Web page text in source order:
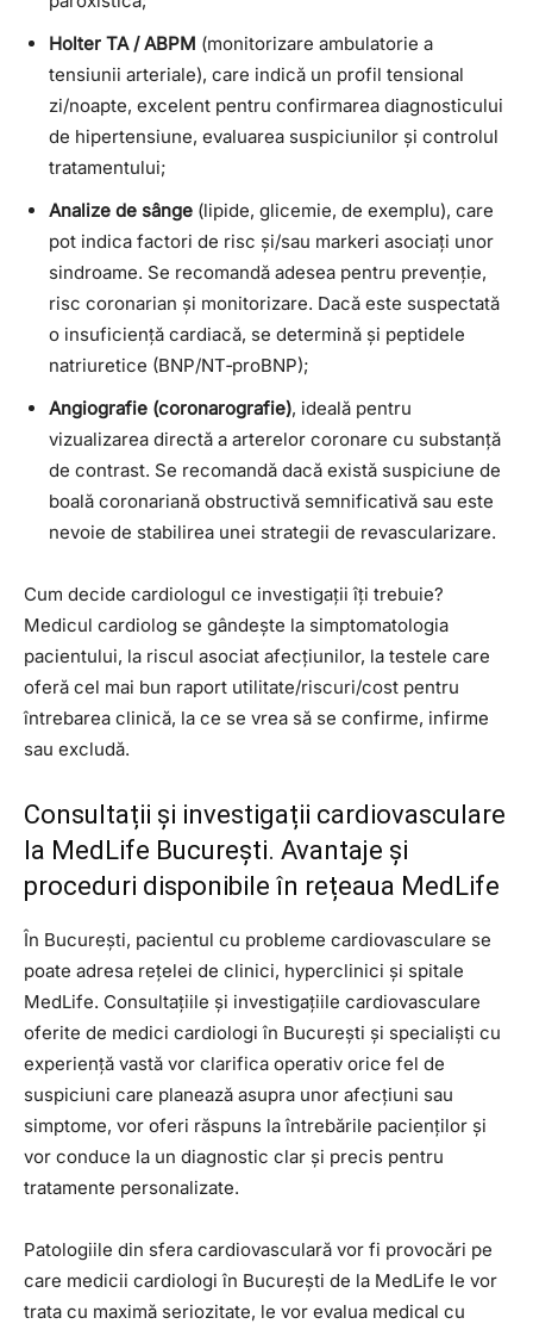
Holter TA / ABPM (monitorizare ambulatorie a
tensiunii arteriale), care indică un profil tensional
zi/noapte, excelent pentru confirmarea diagnosticului
de hipertensiune, evaluarea suspiciunilor și controlul
tratamentului;
Analize de sânge (lipide, glicemie, de exemplu), care
pot indica factori de risc și/sau markeri asociați unor
sindroame. Se recomandă adesea pentru prevenție,
risc coronarian și monitorizare. Dacă este suspectată
o insuficiență cardiacă, se determină și peptidele
natriuretice (BNP/NT‑proBNP);
Angiografie (coronarografie), ideală pentru
vizualizarea directă a arterelor coronare cu substanță
de contrast. Se recomandă dacă există suspiciune de
boală coronariană obstructivă semnificativă sau este
nevoie de stabilirea unei strategii de revascularizare.
Cum decide cardiologul ce investigații îți trebuie?
Medicul cardiolog se gândește la simptomatologia
pacientului, la riscul asociat afecțiunilor, la testele care
oferă cel mai bun raport utilitate/riscuri/cost pentru
întrebarea clinică, la ce se vrea să se confirme, infirme
sau excludă.
Consultații și investigații cardiovasculare
la MedLife București. Avantaje și
proceduri disponibile în rețeaua MedLife
În București, pacientul cu probleme cardiovasculare se
poate adresa rețelei de clinici, hyperclinici și spitale
MedLife. Consultațiile și investigațiile cardiovasculare
oferite de medici cardiologi în București și specialiști cu
experiență vastă vor clarifica operativ orice fel de
suspiciuni care planează asupra unor afecțiuni sau
simptome, vor oferi răspuns la întrebările pacienților și
vor conduce la un diagnostic clar și precis pentru
tratamente personalizate.
Patologiile din sfera cardiovasculară vor fi provocări pe
care medicii cardiologi în București de la MedLife le vor
trata cu maximă seriozitate, le vor evalua medical cu